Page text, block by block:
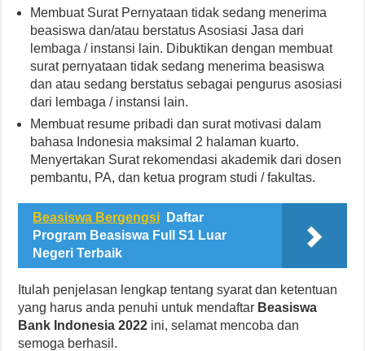
Membuat Surat Pernyataan tidak sedang menerima
beasiswa dan/atau berstatus Asosiasi Jasa dari
lembaga / instansi lain. Dibuktikan dengan membuat
surat pernyataan tidak sedang menerima beasiswa
dan atau sedang berstatus sebagai pengurus asosiasi
dari lembaga / instansi lain.
Membuat resume pribadi dan surat motivasi dalam
bahasa Indonesia maksimal 2 halaman kuarto.
Menyertakan Surat rekomendasi akademik dari dosen
pembantu, PA, dan ketua program studi / fakultas.
Beasiswa Bergengsi
Daftar
Program Beasiswa Full S1 Luar
Negeri Terbaik
Itulah penjelasan lengkap tentang syarat dan ketentuan
yang harus anda penuhi untuk mendaftar Beasiswa
Bank Indonesia 2022 ini, selamat mencoba dan
semoga berhasil.